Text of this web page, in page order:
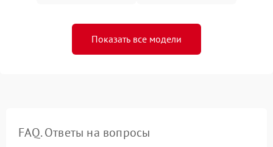
Показать все модели
FAQ. Ответы на вопросы